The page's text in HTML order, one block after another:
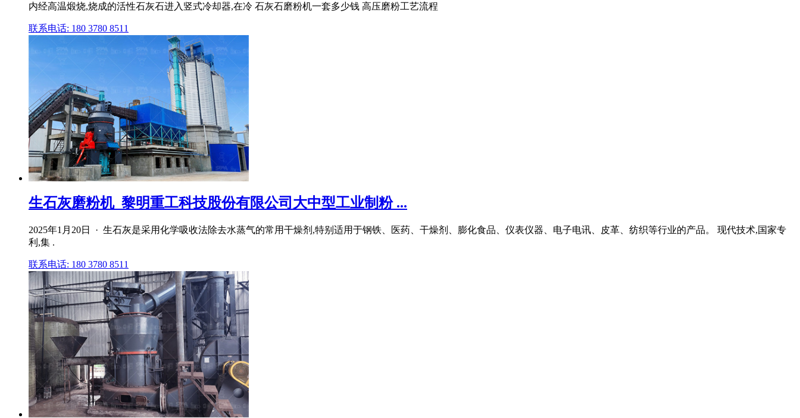
内经高温煅烧,烧成的活性石灰石进入竖式冷却器,在冷 石灰石磨粉机一套多少钱 高压磨粉工艺流程
联系电话: 180 3780 8511
生石灰磨粉机_黎明重工科技股份有限公司大中型工业制粉 ...
2025年1月20日 · 生石灰是采用化学吸收法除去水蒸气的常用干燥剂,特别适用于钢铁、医药、干燥剂、膨化食品、仪表仪器、电子电讯、皮革、纺织等行业的产品。 现代技术,国家专
利,集 .
联系电话: 180 3780 8511